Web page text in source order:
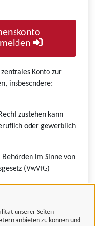
unserer Seiten
anbieten zu können und
Konto zur
insbesondere:
zustehen kann
oder gewerblich
im Sinne von
(VwVfG)